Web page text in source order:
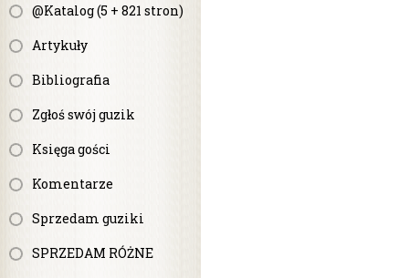
@Katalog (5 + 821 stron)
Artykuły
Bibliografia
Zgłoś swój guzik
Księga gości
Komentarze
Sprzedam guziki
SPRZEDAM RÓŻNE